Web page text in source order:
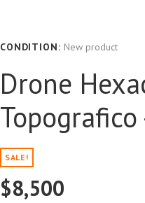
CONDITION: New product
Drone
SALE!
$8,500